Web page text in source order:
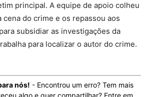
principal. A equipe de apoio colheu
cena do crime e os repassou aos
subsidiar as investigações da
para localizar o autor do crime.
nós! - Encontrou um erro? Tem mais